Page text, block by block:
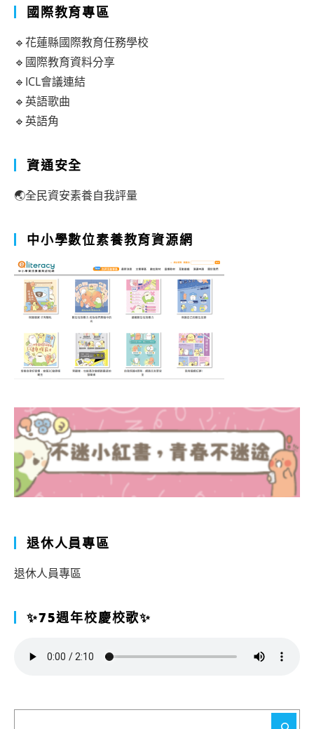
國際教育專區
🔹花蓮縣國際教育任務學校
🔹國際教育資料分享
🔹ICL會議連結
🔹英語歌曲
🔹英語角
資通安全
🌏全民資安素養自我評量
中小學數位素養教育資源網
退休人員專區
退休人員專區
✨75週年校慶校歌✨